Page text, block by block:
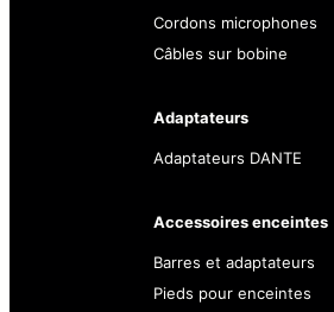
Cordons microphones
Câbles sur bobine
Adaptateurs
Adaptateurs DANTE
Accessoires enceintes
Barres et adaptateurs
Pieds pour enceintes